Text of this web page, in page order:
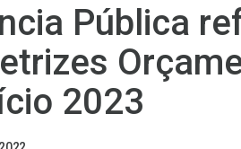
Pública
2023